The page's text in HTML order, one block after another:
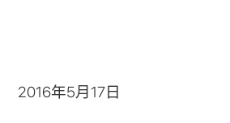
月17日